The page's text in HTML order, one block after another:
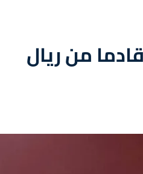
من ريال